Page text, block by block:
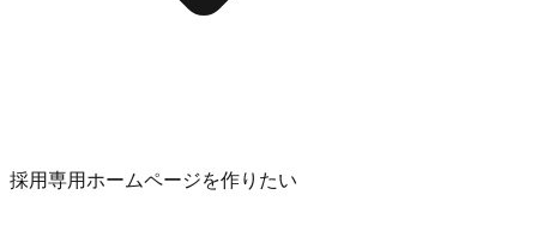
採用専用ホームページを作りたい